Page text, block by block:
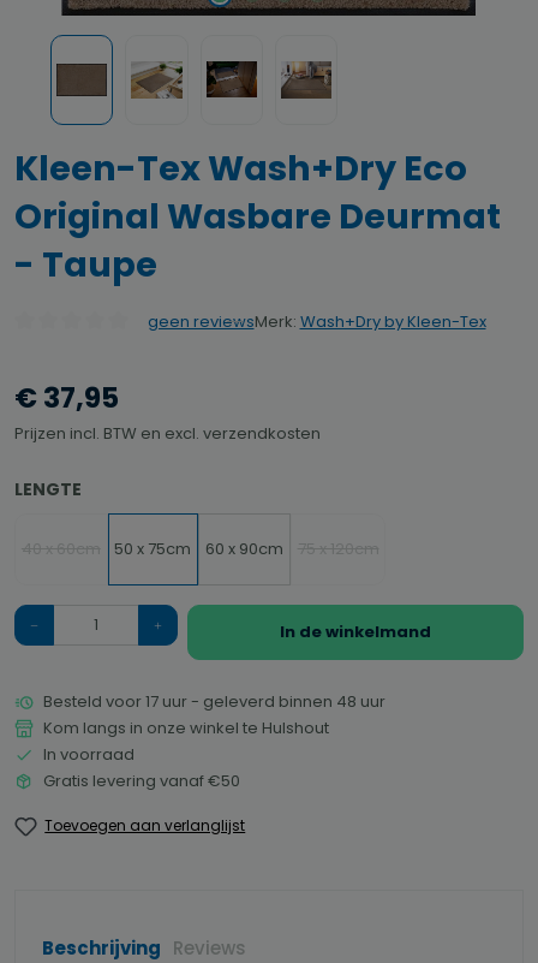
Kleen-Tex Wash+Dry Eco
Original Wasbare Deurmat
- Taupe
geen reviewsMerk: Wash+Dry by Kleen-Tex
€ 37,95
Prijzen incl. BTW en excl. verzendkosten
SELECTEER
LENGTE
50 x 75cm 60 x 90cm
Hoeveelheid
In de winkelmand
Besteld voor 17 uur - geleverd binnen 48 uur
Kom langs in onze winkel te Hulshout
In voorraad
Gratis levering vanaf €50
Toevoegen aan verlanglijst
Beschrijving Reviews